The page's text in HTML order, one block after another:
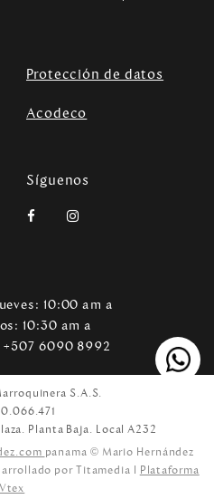
Protección de datos
Acodeco
Síguenos
10:00 am a
10:30 am a
6090 8992
S.A.S.
Planta Baja. Local A232
panama © Mario Hernández
por Titamedia l Plataforma
Vtex